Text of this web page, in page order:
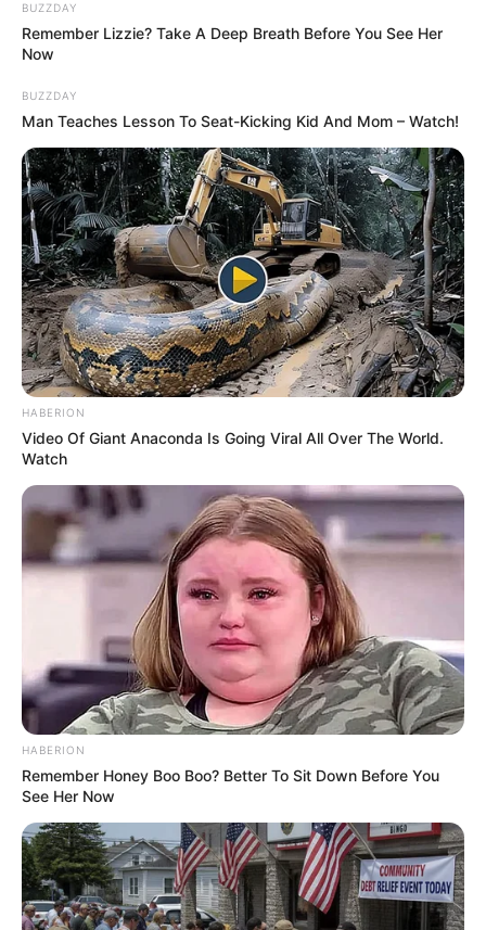
ดูดวง
วันที่ 1 ส.ค. 2569 วันคล้ายวันสำเร็จ
มรรคผลพระโพธิสัตว์กวนอิม
สีมงคล
แจกตาราง สีมงคลตามราศี 2569 ประจำ
เดือนสิงหาคม โดย อ.รักษ์ เลขเด็ด
ดูดวงรายปี
ดูดวงรายปี
มาแล้ว ! เปิดคำทำนาย อ.มิก พลิกดวง
ชะตา ดวงราศีธนู 2569
ดูดวงรายปี
มาแล้ว ! เปิดคำทำนาย อ.มิก พลิกดวง
ชะตา ดวงราศีพิจิก 2569
BUZZDAY
Remember Lizzie? Take A Deep Breath Before You See Her
Now
BUZZDAY
Man Teaches Lesson To Seat-Kicking Kid And Mom – Watch!
HABERION
Video Of Giant Anaconda Is Going Viral All Over The World.
Watch
HABERION
Remember Honey Boo Boo? Better To Sit Down Before You
See Her Now